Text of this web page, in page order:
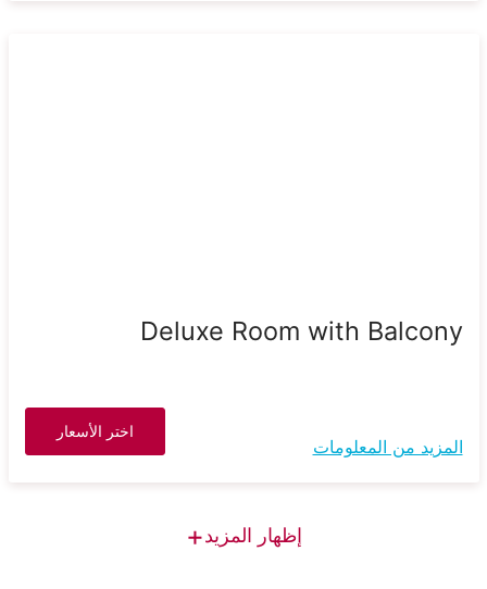
Deluxe Room with Balcony
المزيد من المعلومات
اختر الأسعار
إظهار المزيد+